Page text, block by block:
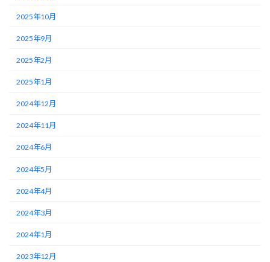
2025年10月
2025年9月
2025年2月
2025年1月
2024年12月
2024年11月
2024年6月
2024年5月
2024年4月
2024年3月
2024年1月
2023年12月